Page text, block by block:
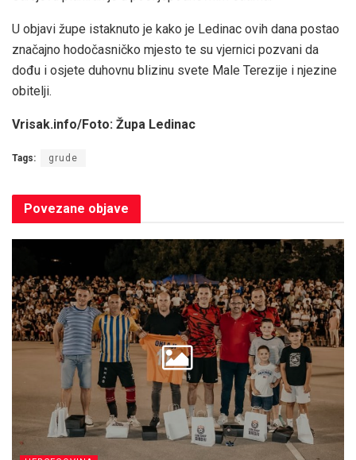
U objavi župe istaknuto je kako je Ledinac ovih dana postao
značajno hodočasničko mjesto te su vjernici pozvani da
dođu i osjete duhovnu blizinu svete Male Terezije i njezine
obitelji.
Vrisak.info/Foto: Župa Ledinac
Tags: grude
Povezane objave